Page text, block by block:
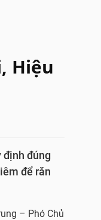
Hiệu
định đúng
để răn
– Phó Chủ